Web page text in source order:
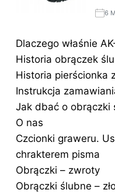
6
Dlaczego właśnie
Historia obrączek
Historia pierścionka
Instrukcja
Jak dbać o obrączki
O nas
Czcionki graweru.
chrakterem pisma
Obrączki – zwroty
Obrączki ślubne –